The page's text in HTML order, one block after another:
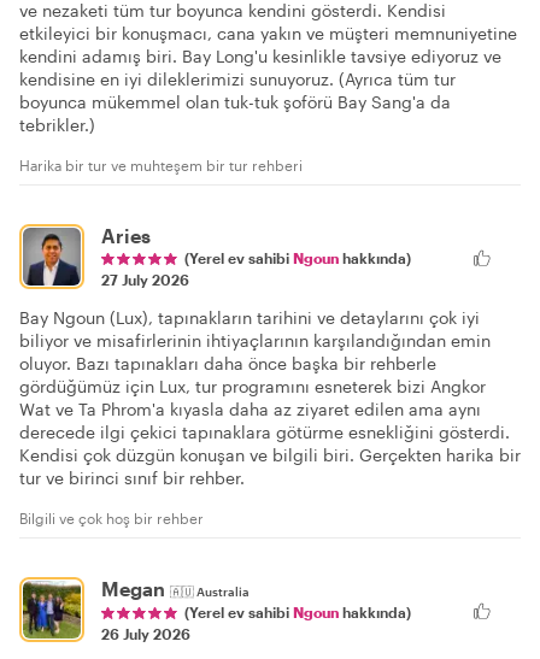
ve nezaketi tüm tur boyunca kendini gösterdi. Kendisi
etkileyici bir konuşmacı, cana yakın ve müşteri memnuniyetine
kendini adamış biri. Bay Long'u kesinlikle tavsiye ediyoruz ve
kendisine en iyi dileklerimizi sunuyoruz. (Ayrıca tüm tur
boyunca mükemmel olan tuk-tuk şoförü Bay Sang'a da
tebrikler.)
Harika bir tur ve muhteşem bir tur rehberi
Aries
(Yerel ev sahibi Ngoun hakkında)
27 July 2026
Bay Ngoun (Lux), tapınakların tarihini ve detaylarını çok iyi
biliyor ve misafirlerinin ihtiyaçlarının karşılandığından emin
oluyor. Bazı tapınakları daha önce başka bir rehberle
gördüğümüz için Lux, tur programını esneterek bizi Angkor
Wat ve Ta Phrom'a kıyasla daha az ziyaret edilen ama aynı
derecede ilgi çekici tapınaklara götürme esnekliğini gösterdi.
Kendisi çok düzgün konuşan ve bilgili biri. Gerçekten harika bir
tur ve birinci sınıf bir rehber.
Bilgili ve çok hoş bir rehber
Megan 🇦🇺Australia
(Yerel ev sahibi Ngoun hakkında)
26 July 2026